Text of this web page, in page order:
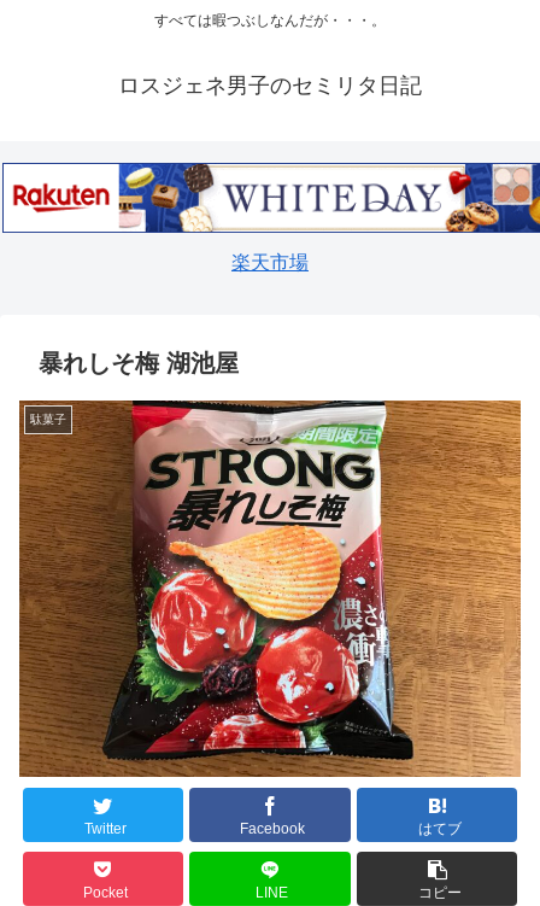
すべては暇つぶしなんだが・・・。
ロスジェネ男子のセミリタ日記
楽天市場
暴れしそ梅 湖池屋
駄菓子
Twitter Facebook はてブ
Pocket LINE コピー